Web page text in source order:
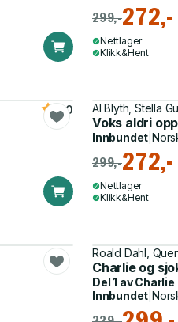
299,-272,-
Nettlager
Klikk&Hent
5.0 Al Blyth, Stella
Voks aldri
Innbundet |
299,-272,-
Nettlager
Klikk&Hent
Roald Dahl,
Charlie og
Del 1 avCharlie
Innbundet |